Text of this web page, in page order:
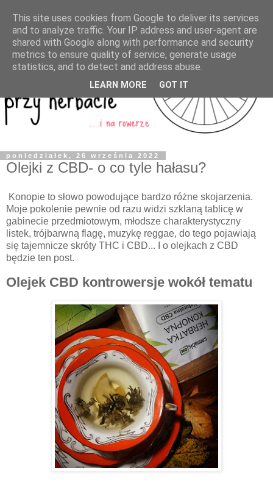
poniedziałek, 26 września 2022
Olejki z CBD- o co tyle hałasu?
Konopie to słowo powodujące bardzo różne skojarzenia.
Moje pokolenie pewnie od razu widzi szklaną tablicę w
gabinecie przedmiotowym, młodsze charakterystyczny
listek, trójbarwną flagę, muzykę reggae, do tego pojawiają
się tajemnicze skróty THC i CBD... I o olejkach z CBD
będzie ten post.
Olejek CBD kontrowersje wokół tematu
This site uses cookies from Google to deliver its services
and to analyze traffic. Your IP address and user-agent are
shared with Google along with performance and security
metrics to ensure quality of service, generate usage
statistics, and to detect and address abuse.
LEARN MORE GOT IT